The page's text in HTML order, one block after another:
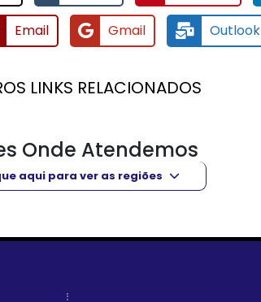
Email Gmail Outlook
LINKS RELACIONADOS
Onde Atendemos
aqui para ver as regiões